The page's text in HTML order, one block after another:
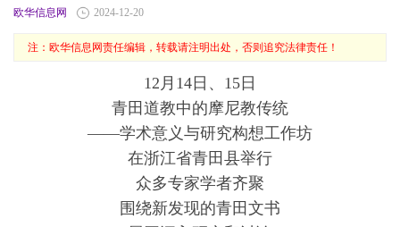
欧华信息网 2024-12-20
注：欧华信息网责任编辑，转载请注明出处，否则追究法律责任！
12月14日、15日
青田道教中的摩尼教传统
——学术意义与研究构想工作坊
在浙江省青田县举行
众多专家学者齐聚
围绕新发现的青田文书